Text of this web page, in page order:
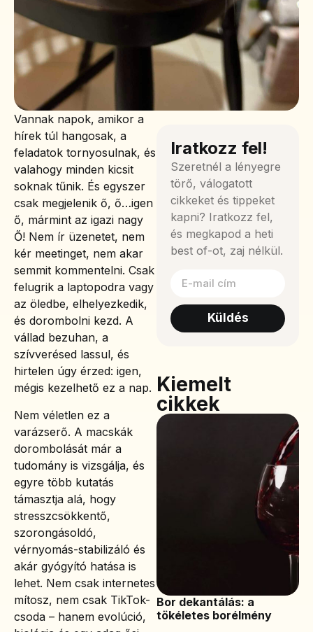
Vannak napok, amikor a
hírek túl hangosak, a
feladatok tornyosulnak, és
valahogy minden kicsit
soknak tűnik. És egyszer
csak megjelenik ő, ő…igen
ő, mármint az igazi nagy
Ő! Nem ír üzenetet, nem
kér meetinget, nem akar
semmit kommentelni. Csak
felugrik a laptopodra vagy
az öledbe, elhelyezkedik,
és dorombolni kezd. A
vállad bezuhan, a
szívverésed lassul, és
hirtelen úgy érzed: igen,
mégis kezelhető ez a nap.
Nem véletlen ez a
varázserő. A macskák
dorombolását már a
tudomány is vizsgálja, és
egyre több kutatás
támasztja alá, hogy
stresszcsökkentő,
szorongásoldó,
vérnyomás-stabilizáló és
akár gyógyító hatása is
lehet. Nem csak internetes
mítosz, nem csak TikTok-
csoda – hanem evolúció,
Iratkozz fel!
Szeretnél a lényegre
törő, válogatott
cikkeket és tippeket
kapni? Iratkozz fel,
és megkapod a heti
best of-ot, zaj nélkül.
Küldés
Kiemelt
cikkek
Bor dekantálás: a
tökéletes borélmény